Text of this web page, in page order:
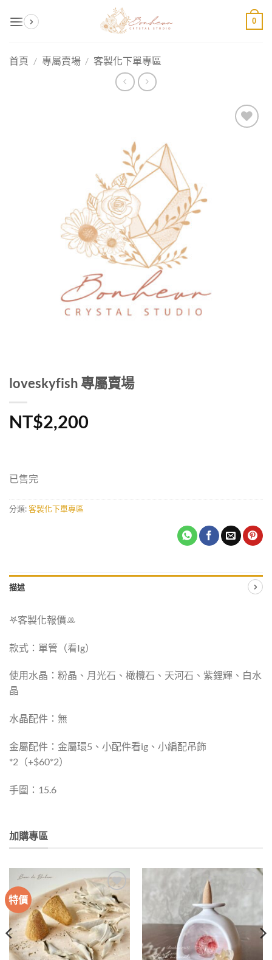
0
首頁 / 專屬賣場 / 客製化下單專區
loveskyfish 專屬賣場
NT$2,200
已售完
分類:客製化下單專區
描述
𖤐客製化報價‪ꔛ
款式：單管（看Ig）
使用水晶：粉晶、月光石、橄欖石、天河石、紫鋰輝、白水
晶
水晶配件：無
金屬配件：金屬環5、小配件看ig、小編配吊飾
*2（+$60*2）
手圍：15.6
加購專區
特價
加入
收藏
收藏